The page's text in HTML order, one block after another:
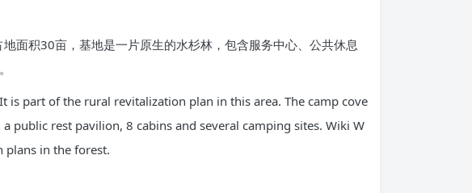
面积30亩，基地是一片原生的水杉林，包含服务中心、公共休息
is part of the rural revitalization plan in this area. The camp cove
public rest pavilion, 8 cabins and several camping sites. Wiki W
plans in the forest.